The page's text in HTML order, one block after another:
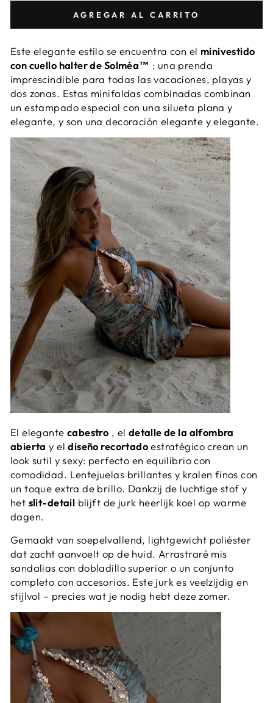
AGREGAR AL CARRITO
Este elegante estilo se encuentra con el minivestido
con cuello halter de Solméa™ : una prenda
imprescindible para todas las vacaciones, playas y
dos zonas. Estas minifaldas combinadas combinan
un estampado especial con una silueta plana y
elegante, y son una decoración elegante y elegante.
El elegante cabestro , el detalle de la alfombra
abierta y eldiseño recortadoestratégico crean un
look sutil y sexy: perfecto en equilibrio con
comodidad. Lentejuelas brillantes y kralen finos con
un toque extra de brillo. Dankzij de luchtige stof y
het slit-detail blijft de jurk heerlijk koel op warme
dagen.
Gemaakt van soepelvallend, lightgewicht poliéster
dat zacht aanvoelt op de huid. Arrastraré mis
sandalias con dobladillo superior o un conjunto
completo con accesorios. Este jurk es veelzijdig en
stijlvol – precies wat je nodig hebt deze zomer.